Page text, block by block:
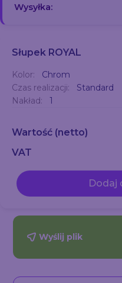
Wysyłka:
Słupek ROYAL
Kolor:
Chrom
Czas realizacji:
Standard
Nakład:
1
Wartość (netto)
VAT
Dodaj
Wyślij plik